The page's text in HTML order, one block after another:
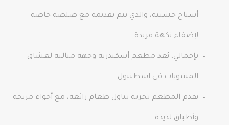
أسياخ خشبية، والذي يتم تقديمه مع صلصة خاصة
لإضفاء نكهة فريدة.
بإجمالي، يُعد مطعم أسكندرية وجهة مثالية لعشاق
المشويات في اسطنبول.
يقدم المطعم تجربة تناول طعام رائعة، مع أجواء مريحة
وأطباق لذيذة.